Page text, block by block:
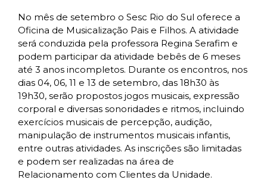
No mês de setembro o Sesc Rio do Sul oferece a
Oficina de Musicalização Pais e Filhos. A atividade
será conduzida pela professora Regina Serafim e
podem participar da atividade bebês de 6 meses
até 3 anos incompletos. Durante os encontros, nos
dias 04, 06, 11 e 13 de setembro, das 18h30 às
19h30, serão propostos jogos musicais, expressão
corporal e diversas sonoridades e ritmos, incluindo
exercícios musicais de percepção, audição,
manipulação de instrumentos musicais infantis,
entre outras atividades. As inscrições são limitadas
e podem ser realizadas na área de
Relacionamento com Clientes da Unidade.